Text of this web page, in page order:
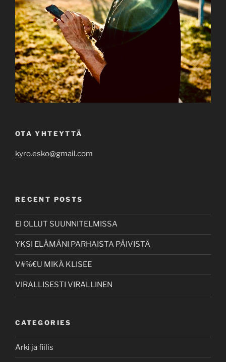
OTA YHTEYTTÄ
kyro.esko@gmail.com
RECENT POSTS
EI OLLUT SUUNNITELMISSA
YKSI ELÄMÄNI PARHAISTA PÄIVISTÄ
V#%€U MIKÄ KLISEE
VIRALLISESTI VIRALLINEN
CATEGORIES
Arki ja fiilis